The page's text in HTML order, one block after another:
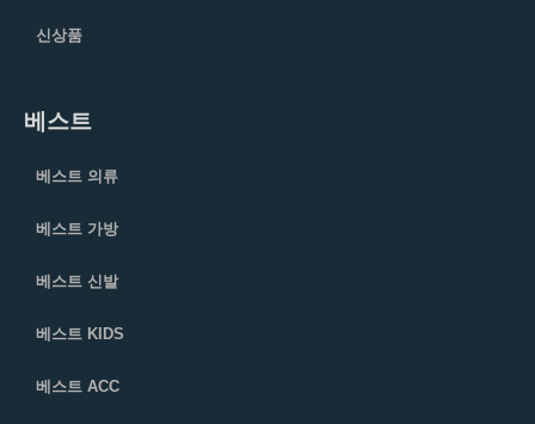
신상품
베스트
베스트 의류
베스트 가방
베스트 신발
베스트 KIDS
베스트 ACC